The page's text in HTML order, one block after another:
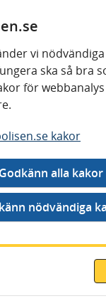
vi
ska så bra
för
kakor